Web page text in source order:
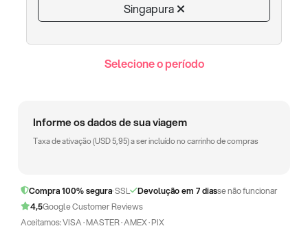
Singapura
Selecione o período
Informe os dados de sua viagem
Taxa de ativação (USD5,95) a ser incluído no carrinho de compras
Compra 100% segura· SSL Devolução em 7 diasse não funcionar
4,5Google Customer Reviews
Aceitamos: VISA · MASTER · AMEX · PIX